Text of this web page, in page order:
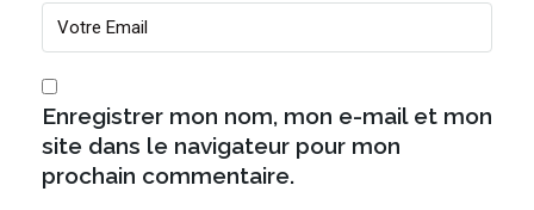
Enregistrer mon nom, mon e-mail et mon
site dans le navigateur pour mon
prochain commentaire.